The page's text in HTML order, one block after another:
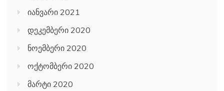
იანვარი 2021
დეკემბერი 2020
ნოემბერი 2020
ოქტომბერი 2020
მარტი 2020